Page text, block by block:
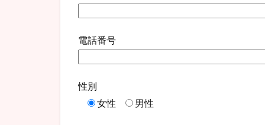
電話番号
性別
女性
男性